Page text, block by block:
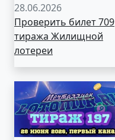
28.06.2026
Проверить билет 709
тиража Жилищной
лотереи